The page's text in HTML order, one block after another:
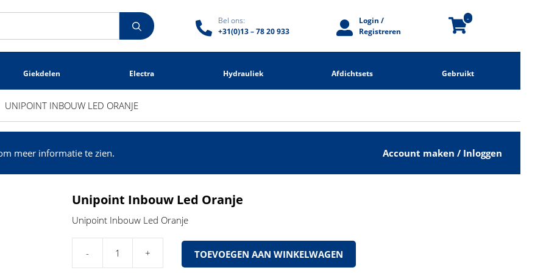
Bel ons:
+31(0)13 – 78 20 933
Login /
Registreren
-
Giekdelen Electra Hydrauliek Afdichtsets Gebruikt
UNIPOINT INBOUW LED ORANJE
Account maken / Inloggen
meer informatie te zien.
Unipoint Inbouw Led Oranje
Unipoint Inbouw Led Oranje
Unipoint
TOEVOEGEN AAN WINKELWAGEN